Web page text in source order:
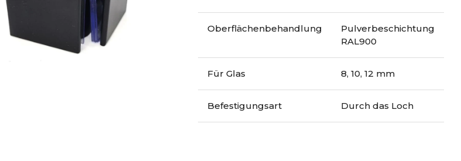
Oberflächenbehandlung
Pulverbeschichtung
RAL900
Für Glas 8, 10, 12 mm
Befestigungsart Durch das Loch